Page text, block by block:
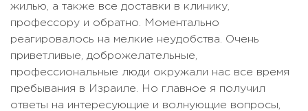
Капсульная эндоскопия
Кардио Check-up Цена по запросу
Колоноскопия
Кольпоскопия Цена по запросу
Геморроидэктомия Цена по запросу
Гистерэктомия (удаление матки) Цена по запросу
Гистерэктомия с роботом Да
Винчи
Цена по запросу
Гормонотерапия рака груди Цена по запросу
жилью, а также все доставки в клинику,
профессору и обратно. Моментально
реагировалось на мелкие неудобства. Очень
приветливые, доброжелательные,
профессиональные люди окружали нас все время
пребывания в Израиле. Но главное я получил
ответы на интересующие и волнующие вопросы,